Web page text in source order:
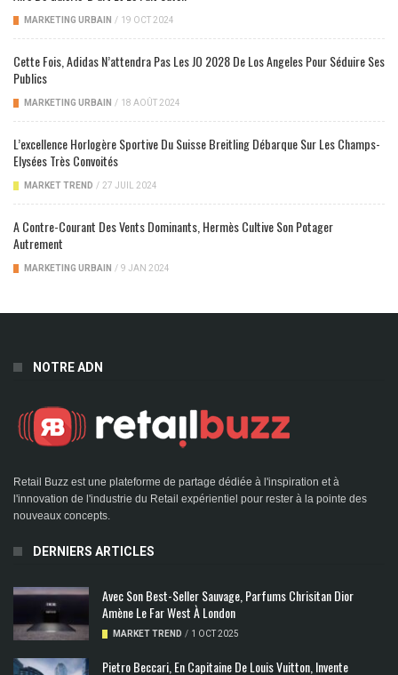
MARKETING URBAIN / 19 OCT 2024
Cette Fois, Adidas N’attendra Pas Les JO 2028 De Los Angeles Pour Séduire Ses
Publics
MARKETING URBAIN / 18 AOÛT 2024
L’excellence Horlogère Sportive Du Suisse Breitling Débarque Sur Les Champs-
Elysées Très Convoités
MARKET TREND / 27 JUIL 2024
A Contre-Courant Des Vents Dominants, Hermès Cultive Son Potager
Autrement
MARKETING URBAIN / 9 JAN 2024
NOTRE ADN
Retail Buzz est une plateforme de partage dédiée à l'inspiration et à
l'innovation de l'industrie du Retail expérientiel pour rester à la pointe des
nouveaux concepts.
DERNIERS ARTICLES
Avec Son Best-Seller Sauvage, Parfums Chrisitan Dior
Amène Le Far West À London
MARKET TREND / 1 OCT 2025
Pietro Beccari, En Capitaine De Louis Vuitton, Invente